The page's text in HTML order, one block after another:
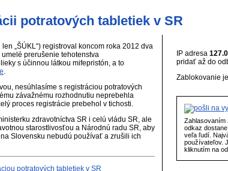
potratových tabletiek v SR
„ŠÚKL“) registroval koncom roka 2012 dva
prerušenie tehotenstva
s účinnou látkou mifepristón, a to
.
nesúhlasíme s registráciou potratových
závažnému rozhodnutiu neprebehla
proces registrácie prebehol v tichosti.
zdravotníctva SR i celú vládu SR, ale
starostlivosťou a Národnú radu SR, aby
Slovensku nebudú používať a zrušili ich
potratových tabletiek v SR
IP adresa
pridať až do
Zablokovanie je
Zahlasovaním
odkaz
veľa ľudí.
používateľov.
kliknutím na